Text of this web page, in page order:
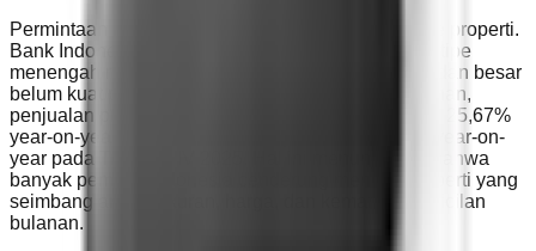
Permintaan pembeli juga berbeda berdasarkan tipe properti.
Bank Indonesia mencatat bahwa penjualan rumah tipe
menengah meningkat, sementara rumah tipe kecil dan besar
belum kuat pada Triwulan I 2026. Secara keseluruhan,
penjualan properti residensial di pasar primer turun 25,67%
year-on-year , setelah sebelumnya tumbuh 7,83% year-on-
year pada Triwulan IV 2025. Hal ini menunjukkan bahwa
banyak pembeli Indonesia cenderung mencari properti yang
seimbang antara ukuran, harga, dan kemampuan cicilan
bulanan.